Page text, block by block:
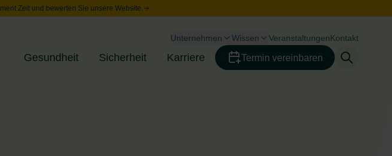
Zeit und bewerten Sie unsere Website.
Unternehmen
Toggle menu
Wissen
Toggle menu
VeranstaltungenKontakt
Gesundheit
Sicherheit
Karriere
Toggle menu
Termin vereinbaren